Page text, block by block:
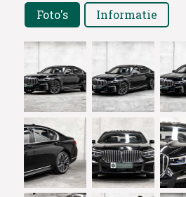
Foto's Informatie